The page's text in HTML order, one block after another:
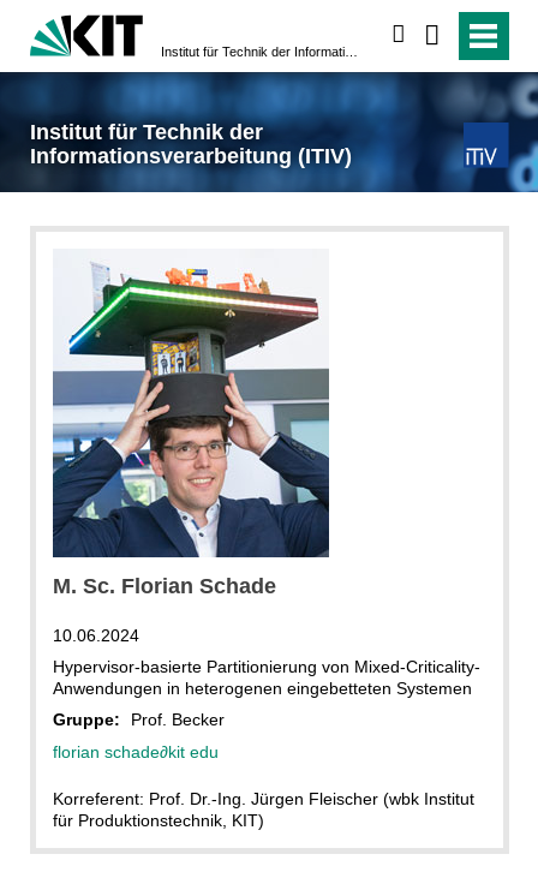
Institut für Technik der
Informationsverarbeitung (ITIV)
M. Sc. Florian Schade
10.06.2024
Hypervisor-basierte Partitionierung von Mixed-Criticality-
Anwendungen in heterogenen eingebetteten Systemen
Gruppe:
Prof. Becker
florian schade∂kit edu
Korreferent: Prof. Dr.-Ing. Jürgen Fleischer (wbk Institut
für Produktionstechnik, KIT)